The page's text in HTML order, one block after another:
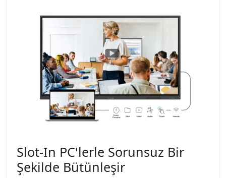
Slot-In PC'lerle Sorunsuz Bir
Şekilde Bütünleşir